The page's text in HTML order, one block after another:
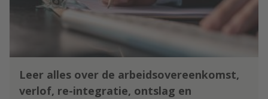
Leer alles over de arbeidsovereenkomst,
verlof, re-integratie, ontslag en